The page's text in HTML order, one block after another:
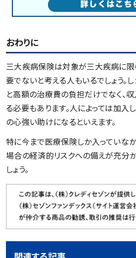
おわりに
三大疾病保険は対象が三大疾病に限
要でないと考える人もいるでしょう。
と高額の治療費の負担だけでなく、
る必要もあります。人によっては加入
の心強い助けになるといえます。
特に今まで医療保険しか入っていな
場合の経済的リスクへの備えが充分
しょう。